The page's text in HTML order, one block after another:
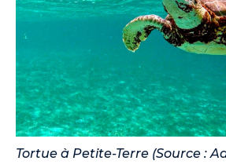
Tortue à Petite-Terre (Source :